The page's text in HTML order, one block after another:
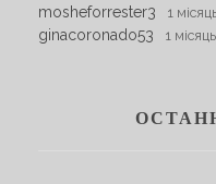
mosheforrester3 1
ginacoronado53 1